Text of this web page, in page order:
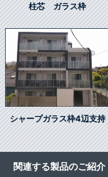
柱芯 ガラス枠
シャープガラス枠4辺支持
関連する製品のご紹